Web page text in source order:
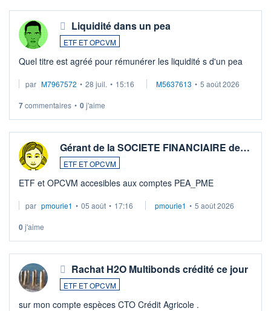
Liquidité dans un pea
ETF ET OPCVM
Quel titre est agréé pour rémunérer les liquidité s d'un pea
par M7967572 • 28 juil. • 15:16 M5637613 • 5 août 2026
7commentaires • 0j'aime
Gérant de la SOCIETE FINANCIAIRE de…
ETF ET OPCVM
ETF et OPCVM accesibles aux comptes PEA_PME
par pmourie1 • 05 août • 17:16 pmourie1 • 5 août 2026
0j'aime
Rachat H2O Multibonds crédité ce jour
ETF ET OPCVM
sur mon compte espèces CTO Crédit Agricole .